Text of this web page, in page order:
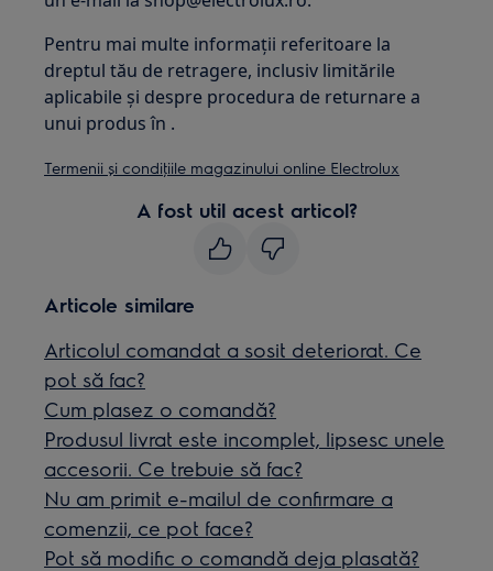
Pentru mai multe informaţii referitoare la
dreptul tău de retragere, inclusiv limitările
aplicabile și despre procedura de returnare a
unui produs în .
Termenii și condiţiile magazinului online Electrolux
A fost util acest articol?
Articole similare
Articolul comandat a sosit deteriorat. Ce
pot să fac?
Cum plasez o comandă?
Produsul livrat este incomplet, lipsesc unele
accesorii. Ce trebuie să fac?
Nu am primit e-mailul de confirmare a
comenzii, ce pot face?
Pot să modific o comandă deja plasată?